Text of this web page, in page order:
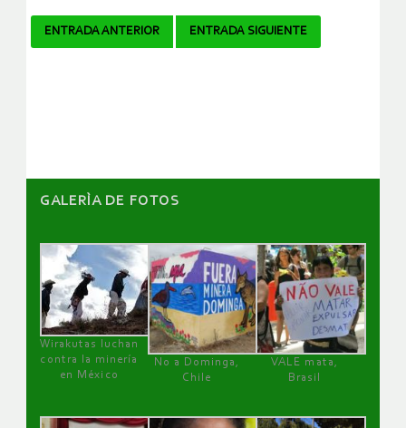
Navegador
ENTRADA ANTERIOR ENTRADA SIGUIENTE
GALERÌA DE FOTOS
Wirakutas luchan
contra la minería
en México
No a Dominga,
Chile
VALE mata,
Brasil